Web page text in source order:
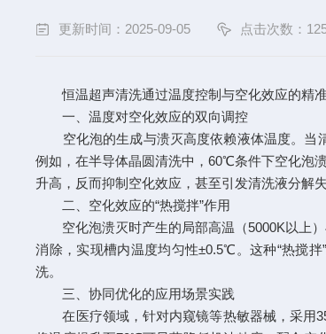
更新时间：2025-09-05 点击次数：
恒温超声清洗通过温度控制与空化效应的精准
一、温度对空化效应的双向调控
空化泡的生成与溃灭高度依赖液体温度。当清
例如，在半导体晶圆清洗中，60℃条件下空化泡
升高，反而抑制空化效应，甚至引发清洗液分解失
二、空化效应的“热搅拌”作用
空化泡溃灭时产生的局部高温（5000K以上）
消除，实现槽内温度均匀性±0.5℃。这种“热搅
洗。
三、协同优化的应用场景实践
在医疗领域，针对内窥镜等热敏器械，采用